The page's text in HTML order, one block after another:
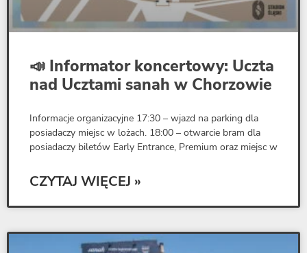
📣 Informator koncertowy: Uczta
nad Ucztami sanah w Chorzowie
Informacje organizacyjne 17:30 – wjazd na parking dla
posiadaczy miejsc w lożach. 18:00 – otwarcie bram dla
posiadaczy biletów Early Entrance, Premium oraz miejsc w
CZYTAJ WIĘCEJ »